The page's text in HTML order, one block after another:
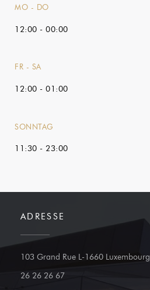
MO - DO
12:00 - 00:00
FR - SA
12:00 - 01:00
SONNTAG
11:30 - 23:00
ADRESSE
103 Grand Rue L-1660 Luxembourg
26 26 26 67